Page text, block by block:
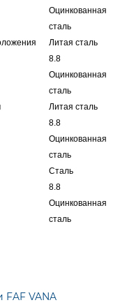
Оцинкованная
сталь
Литая сталь
8.8
Оцинкованная
сталь
Литая сталь
8.8
Оцинкованная
сталь
Сталь
8.8
Оцинкованная
сталь
FAF VANA